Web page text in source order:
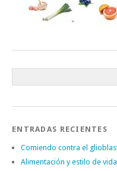
ENTRADAS RECIENTES
Comiendo contra el
Alimentación y estilo de